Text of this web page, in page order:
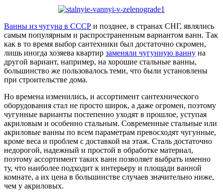
Ванны из чугуна в СССР и позднее, в странах СНГ, являлись
самым популярным и распространенным вариантом ванн. Так
как в то время выбор сантехники был достаточно скромен,
лишь иногда хозяева квартир заменяли чугунную ванну на
другой вариант, например, на хорошие стальные ванны,
большинство же пользовалось теми, что были установлены
при строительстве дома.
Но времена изменились, и ассортимент сантехнического
оборудования стал не просто широк, а даже огромен, поэтому
чугунные варианты постепенно уходят в прошлое, уступая
акриловым и особенно стальным. Современные стальные или
акриловые ванны по всем параметрам превосходят чугунные,
кроме веса и проблем с доставкой на этаж. Сталь достаточно
недорогой, надежный и простой в обработке материал,
поэтому ассортимент таких ванн позволяет выбрать именно
ту, что наиболее подходит к интерьеру и площади ванной
комнате, а их цена в большинстве случаев значительно ниже,
чем у акриловых.